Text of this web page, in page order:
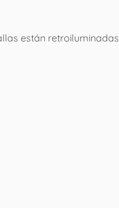
están retroiluminadas